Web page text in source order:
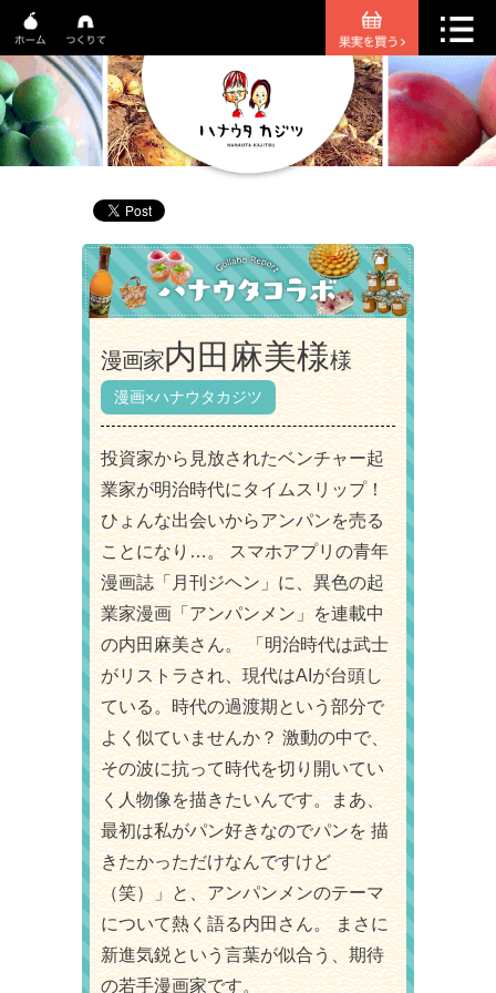
漫画家内田麻美様様
漫画×ハナウタカジツ
投資家から見放されたベンチャー起
業家が明治時代にタイムスリップ！
ひょんな出会いからアンパンを売る
ことになり…。 スマホアプリの青年
漫画誌「月刊ジヘン」に、異色の起
業家漫画「アンパンメン」を連載中
の内田麻美さん。 「明治時代は武士
がリストラされ、現代はAIが台頭し
ている。時代の過渡期という部分で
よく似ていませんか？ 激動の中で、
その波に抗って時代を切り開いてい
く人物像を描きたいんです。まあ、
最初は私がパン好きなのでパンを 描
きたかっただけなんですけど
（笑）」と、アンパンメンのテーマ
について熱く語る内田さん。 まさに
新進気鋭という言葉が似合う、期待
の若手漫画家です。